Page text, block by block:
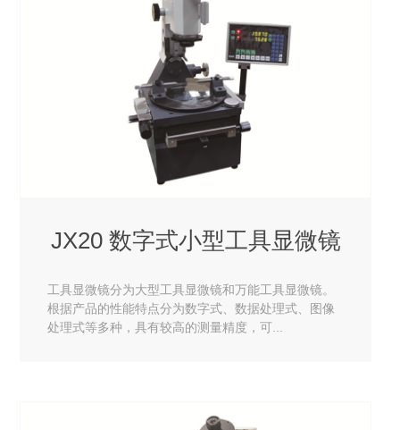
JX20 数字式小型工具显微镜
工具显微镜分为大型工具显微镜和万能工具显微镜。
根据产品的性能特点分为数字式、数据处理式、图像
处理式等多种，具有较高的测量精度，可...